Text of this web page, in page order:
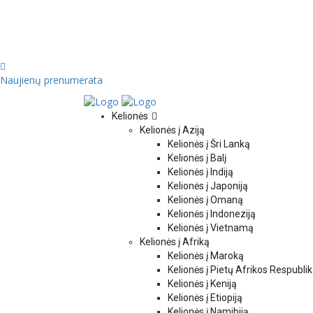
Naujienų prenumerata
Kelionės
Kelionės į Aziją
Kelionės į Šri Lanką
Kelionės į Balį
Kelionės į Indiją
Kelionės į Japoniją
Kelionės į Omaną
Kelionės į Indoneziją
Kelionės į Vietnamą
Kelionės į Afriką
Kelionės į Maroką
Kelionės į Pietų Afrikos
Kelionės į Keniją
Kelionės į Etiopiją